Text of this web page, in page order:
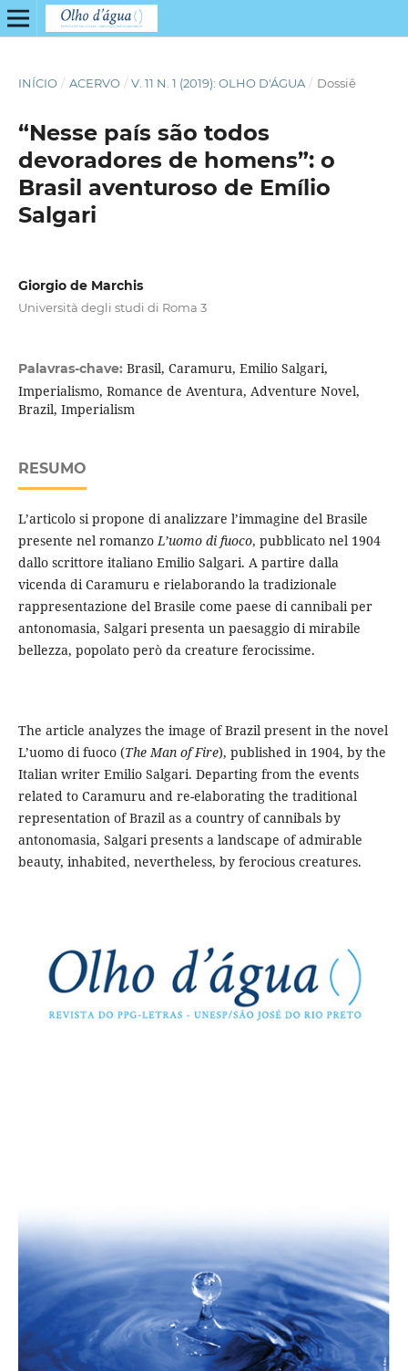
INÍCIO / ACERVO / V. 11 N. 1 (2019): OLHO D'ÁGUA / Dossiê
“Nesse país são todos
devoradores de homens”: o
Brasil aventuroso de Emílio
Salgari
Giorgio de Marchis
Università degli studi di Roma 3
Palavras-chave: Brasil, Caramuru, Emilio Salgari,
Imperialismo, Romance de Aventura, Adventure Novel,
Brazil, Imperialism
RESUMO
L’articolo si propone di analizzare l’immagine del Brasile
presente nel romanzoL’uomo di fuoco, pubblicato nel 1904
dallo scrittore italiano Emilio Salgari. A partire dalla
vicenda di Caramuru e rielaborando la tradizionale
rappresentazione del Brasile come paese di cannibali per
antonomasia, Salgari presenta un paesaggio di mirabile
bellezza, popolato però da creature ferocissime.
The article analyzes the image of Brazil present in the novel
L’uomo di fuoco (The Man of Fire), published in 1904, by the
Italian writer Emilio Salgari. Departing from the events
related to Caramuru and re-elaborating the traditional
representation of Brazil as a country of cannibals by
antonomasia, Salgari presents a landscape of admirable
beauty, inhabited, nevertheless, by ferocious creatures.